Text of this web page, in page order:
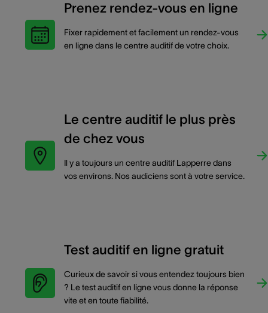
Prenez rendez-vous en ligne
Fixer rapidement et facilement un rendez-vous
en ligne dans le centre auditif de votre choix.
Le centre auditif le plus près
de chez vous
Il y a toujours un centre auditif Lapperre dans
vos environs. Nos audiciens sont à votre service.
Test auditif en ligne gratuit
Curieux de savoir si vous entendez toujours bien
? Le test auditif en ligne vous donne la réponse
vite et en toute fiabilité.